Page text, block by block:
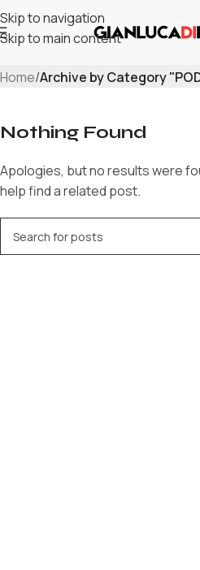
Skip to navigation
Skip to main content
PODCAST
Home/Archive by Category
Nothing Found
Apologies, but no results were
help find a related post.